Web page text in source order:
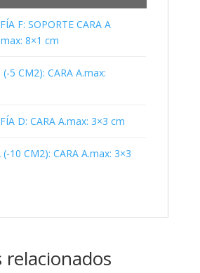
F: SOPORTE CARA A
8×1 cm
5 CM2): CARA A.max:
D: CARA A.max: 3×3 cm
10 CM2): CARA A.max: 3×3
relacionados